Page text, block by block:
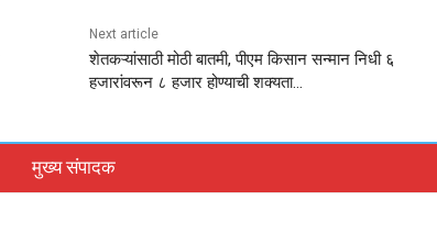
Next article
शेतकऱ्यांसाठी मोठी बातमी, पीएम किसान सन्मान निधी ६
हजारांवरून ८ हजार होण्याची शक्यता…
मुख्य संपादक